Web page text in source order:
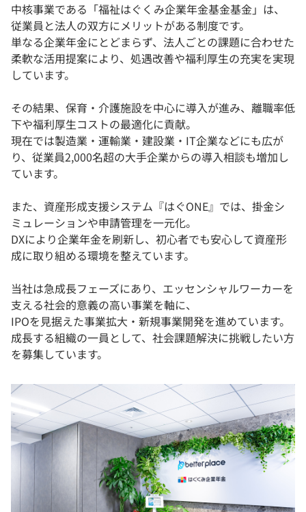
中核事業である「福祉はぐくみ企業年金基金基金」は、
従業員と法人の双方にメリットがある制度です。
単なる企業年金にとどまらず、法人ごとの課題に合わせた
柔軟な活用提案により、処遇改善や福利厚生の充実を実現
しています。
その結果、保育・介護施設を中心に導入が進み、離職率低
下や福利厚生コストの最適化に貢献。
現在では製造業・運輸業・建設業・IT企業などにも広が
り、従業員2,000名超の大手企業からの導入相談も増加し
ています。
また、資産形成支援システム『はぐONE』では、掛金シ
ミュレーションや申請管理を一元化。
DXにより企業年金を刷新し、初心者でも安心して資産形
成に取り組める環境を整えています。
当社は急成長フェーズにあり、エッセンシャルワーカーを
支える社会的意義の高い事業を軸に、
IPOを見据えた事業拡大・新規事業開発を進めています。
成長する組織の一員として、社会課題解決に挑戦したい方
を募集しています。